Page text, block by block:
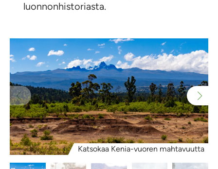
luonnonhistoriasta.
Katsokaa Kenia-vuoren mahtavuutta